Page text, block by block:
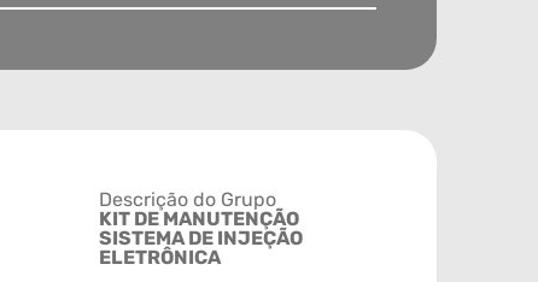
Descrição do Grupo
KIT DE MANUTENÇÃO
SISTEMA DE INJEÇÃO
ELETRÔNICA